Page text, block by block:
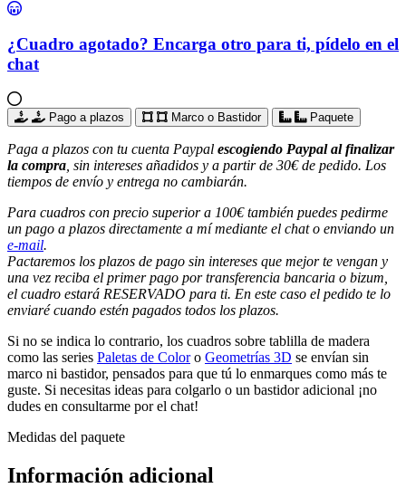
¿Cuadro agotado? Encarga otro para ti, pídelo en el
chat
Pago a plazos Marco o Bastidor Paquete
Paga a plazos con tu cuenta Paypal escogiendo Paypal al finalizar
la compra , sin intereses añadidos y a partir de 30€ de pedido. Los
tiempos de envío y entrega no cambiarán.
Para cuadros con precio superior a 100€ también puedes pedirme
un pago a plazos directamente a mí mediante el chat o enviando un
e-mail.
Pactaremos los plazos de pago sin intereses que mejor te vengan y
una vez reciba el primer pago por transferencia bancaria o bizum,
el cuadro estará RESERVADO para ti. En este caso el pedido te lo
enviaré cuando estén pagados todos los plazos.
Si no se indica lo contrario, los cuadros sobre tablilla de madera
como las series Paletas de Coloro Geometrías 3D se envían sin
marco ni bastidor, pensados para que tú lo enmarques como más te
guste. Si necesitas ideas para colgarlo o un bastidor adicional ¡no
dudes en consultarme por el chat!
Medidas del paquete
Información adicional